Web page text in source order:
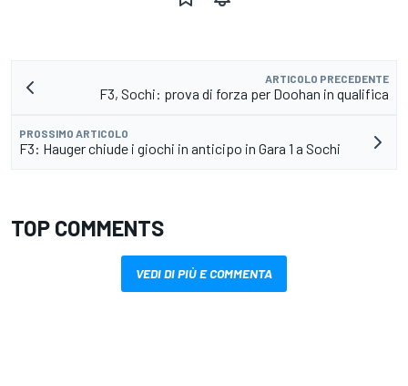
ARTICOLO PRECEDENTE
F3, Sochi: prova di forza per Doohan in qualifica
PROSSIMO ARTICOLO
F3: Hauger chiude i giochi in anticipo in Gara 1 a Sochi
TOP COMMENTS
VEDI DI PIÙ E COMMENTA